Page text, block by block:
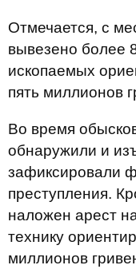
Отмечается, с
вывезено более
ископаемых
пять миллионов
Во время
обнаружили и
зафиксировали
преступления.
наложен арест
технику
миллионов